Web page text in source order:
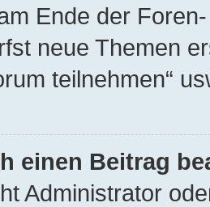
Ende der
neue Themen
teilnehmen“
einen Beitrag
Administrator